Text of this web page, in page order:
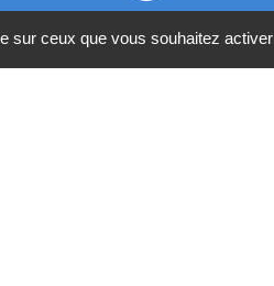
sur ceux que vous souhaitez activer